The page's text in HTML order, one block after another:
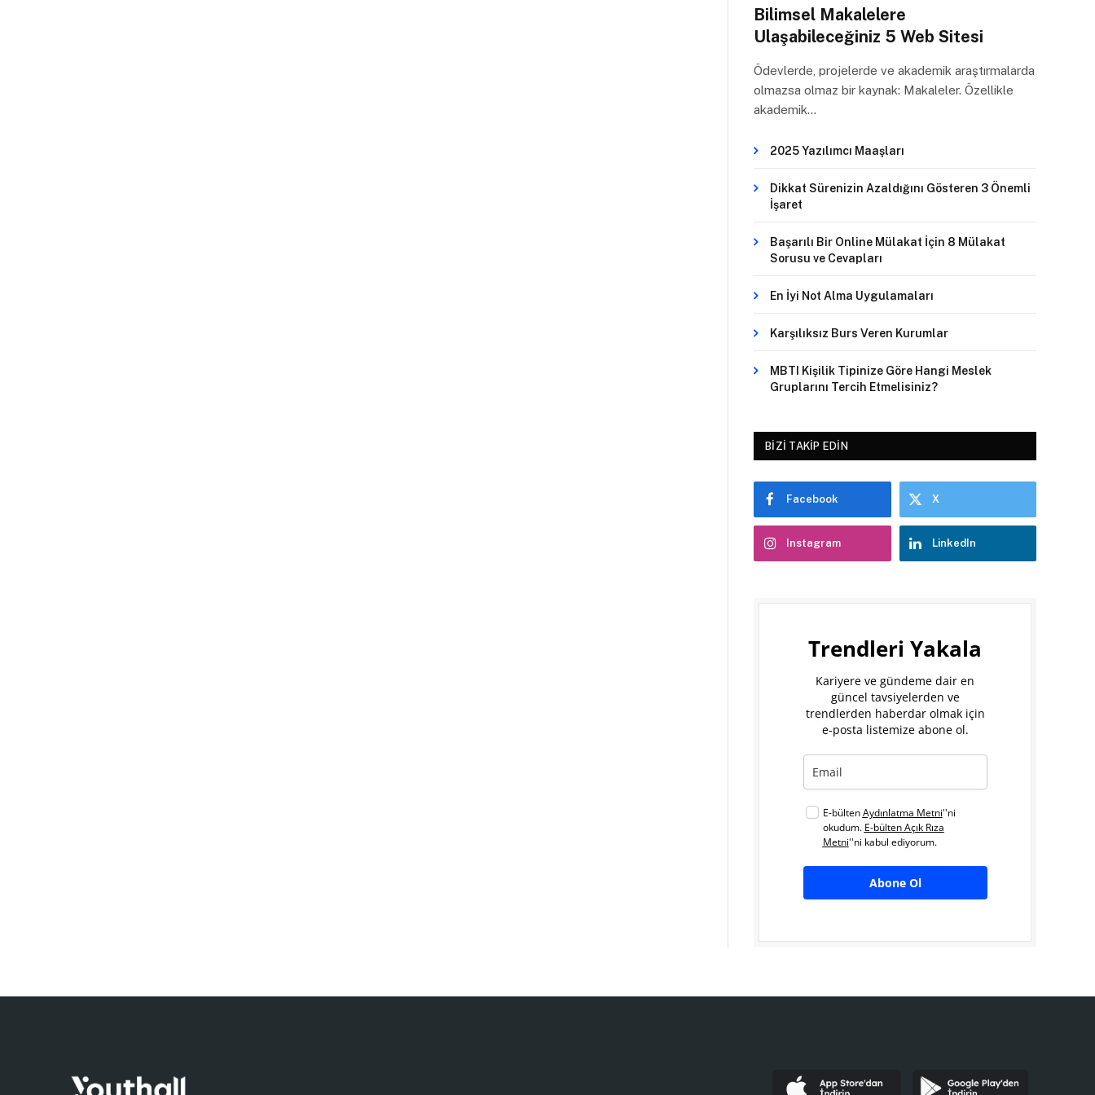
Bilimsel Makalelere
Ulaşabileceğiniz 5 Web Sitesi
Ödevlerde, projelerde ve akademik araştırmalarda
olmazsa olmaz bir kaynak: Makaleler. Özellikle
akademik…
2025 Yazılımcı Maaşları
Dikkat Sürenizin Azaldığını Gösteren 3 Önemli
İşaret
Başarılı Bir Online Mülakat İçin 8 Mülakat
Sorusu ve Cevapları
En İyi Not Alma Uygulamaları
Karşılıksız Burs Veren Kurumlar
MBTI Kişilik Tipinize Göre Hangi Meslek
Gruplarını Tercih Etmelisiniz?
BIZI TAKIP EDIN
Facebook X
Instagram LinkedIn
Trendleri Yakala
Kariyere ve gündeme dair en
güncel tavsiyelerden ve
trendlerden haberdar olmak için
e-posta listemize abone ol.
E-bültenAydınlatma Metni''ni
okudum. E-bülten Açık Rıza
Metni''ni kabul ediyorum.
Abone Ol